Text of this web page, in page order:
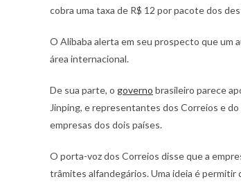
cobra uma taxa de R$ 12 por pacote dos
O Alibaba alerta em seu prospecto que um
área internacional.
De sua parte, o governo brasileiro parece
Jinping, e representantes dos Correios e
empresas dos dois países.
O porta-voz dos Correios disse que a
trâmites alfandegários. Uma ideia é